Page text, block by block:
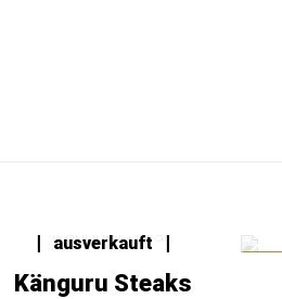
ausverkauft
Känguru Steaks